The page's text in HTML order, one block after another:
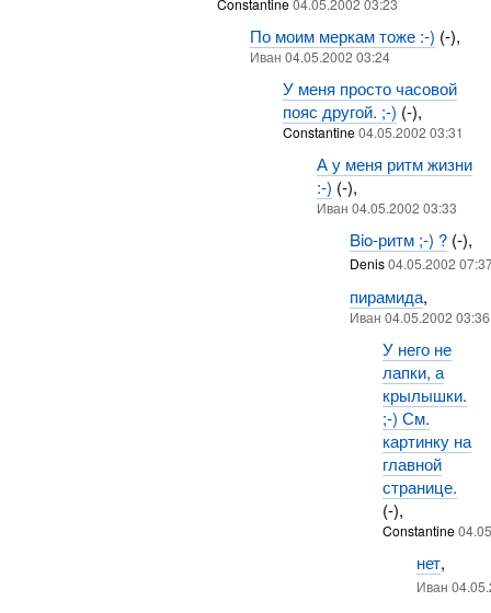
Constantine04.05.2002 03:23
По моим меркам тоже :-) (-),
Иван 04.05.2002 03:24
У меня просто часовой
пояс другой. ;-) (-),
Constantine04.05.2002 03:31
А у меня ритм жизни
:-) (-),
Иван 04.05.2002 03:33
Bio-ритм ;-) ? (-),
Denis04.05.2002
пирамида,
Иван 04.05.2002 03:36
У него не
лапки, а
крылышки.
;-) См.
картинку на
главной
странице.
(-),
Constantine
нет,
Иван